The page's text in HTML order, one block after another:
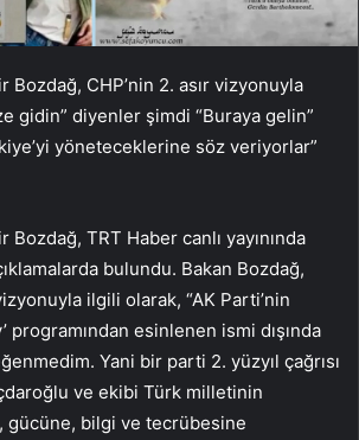
Bozdağ, CHP’nin 2. asır vizyonuyla
gidin” diyenler şimdi “Buraya gelin”
yöneteceklerine söz veriyorlar”
Bozdağ, TRT Haber canlı yayınında
bulundu. Bakan Bozdağ,
ilgili olarak, “AK Parti’nin
programından esinlenen ismi dışında
Yani bir parti 2. yüzyıl çağrısı
ve ekibi Türk milletinin
gücüne, bilgi ve tecrübesine